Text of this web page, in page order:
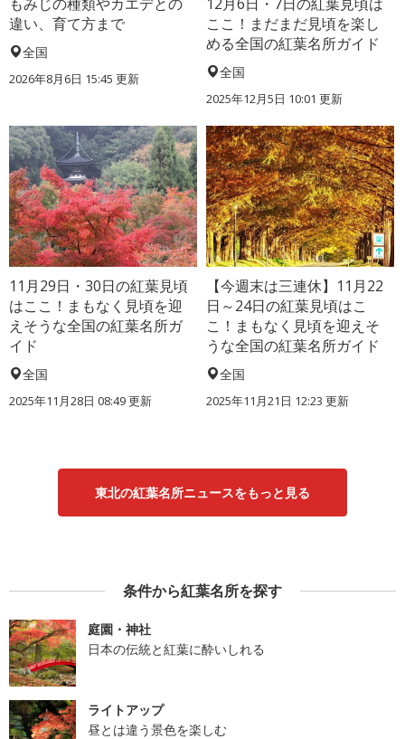
もみじの種類やカエデとの
違い、育て方まで
全国
2026年8月6日 15:45 更新
12月6日・7日の紅葉見頃は
ここ！まだまだ見頃を楽し
める全国の紅葉名所ガイド
全国
2025年12月5日 10:01 更新
11月29日・30日の紅葉見頃
はここ！まもなく見頃を迎
えそうな全国の紅葉名所ガ
イド
全国
2025年11月28日 08:49 更新
【今週末は三連休】11月22
日～24日の紅葉見頃はこ
こ！まもなく見頃を迎えそ
うな全国の紅葉名所ガイド
全国
2025年11月21日 12:23 更新
東北の紅葉名所ニュースをもっと見る
条件から紅葉名所を探す
庭園・神社
日本の伝統と紅葉に酔いしれる
ライトアップ
昼とは違う景色を楽しむ